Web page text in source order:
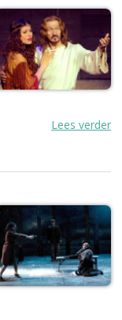
Lees verder